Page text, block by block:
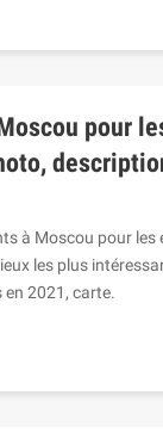
pour
à Moscou pour les
les plus
2021, carte.